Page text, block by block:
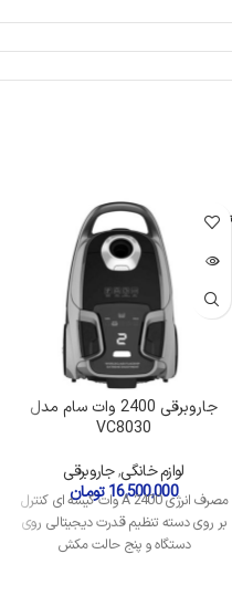
تمام شده
جاروبرقی 2400 وات سام مدل
VC8030
لوازم خانگی,جاروبرقی
16,500,000 تومان
مصرف انرژی A 2400 وات کیسه ای کنترل
بر روی دسته تنظیم قدرت دیجیتالی روی
دستگاه و پنج حالت مکش